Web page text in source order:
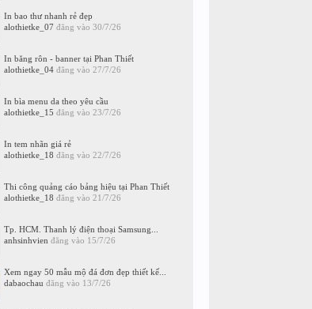
In bao thư nhanh rẻ đẹp
alothietke_07 đăng vào 30/7/26
In băng rôn - banner tại Phan Thiết
alothietke_04đăng vào 27/7/26
In bìa menu da theo yêu cầu
alothietke_15 đăng vào 23/7/26
In tem nhãn giá rẻ
alothietke_18 đăng vào 22/7/26
Thi công quảng cáo bảng hiệu tại Phan Thiết
alothietke_18 đăng vào 21/7/26
Tp. HCM. Thanh lý điện thoại Samsung...
anhsinhvien đăng vào 15/7/26
Xem ngay 50 mẫu mộ đá đơn đẹp thiết kế...
dabaochau đăng vào 13/7/26